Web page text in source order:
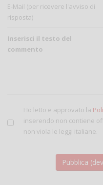
E-Mail (per ricevere l'avviso di
risposta)
Inserisci il testo del
commento
Ho letto e approvato la
inserendo non contiene
non viola le leggi italiane.